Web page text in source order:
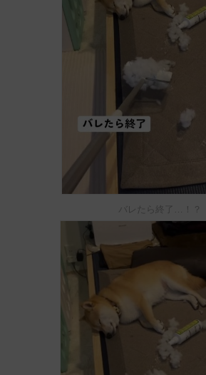
バレたら終了…！？